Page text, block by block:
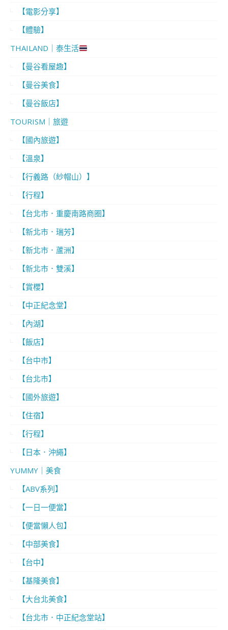
【電影分享】
【體驗】
THAILAND｜泰生活
【曼谷看屋趣】
【曼谷美食】
【曼谷飯店】
TOURISM｜旅遊
【國內旅遊】
【溫泉】
【行義路（紗帽山）】
【行程】
【台北市．重慶南路商圈】
【新北市．瑞芳】
【新北市．蘆洲】
【新北市．雙溪】
【賞櫻】
【中正紀念堂】
【內湖】
【飯店】
【台中市】
【台北市】
【國外旅遊】
【住宿】
【行程】
【日本．沖繩】
YUMMY｜美食
【ABV系列】
【一日一便當】
【便當懶人包】
【中部美食】
【台中】
【基隆美食】
【大台北美食】
【台北市．中正紀念堂站】